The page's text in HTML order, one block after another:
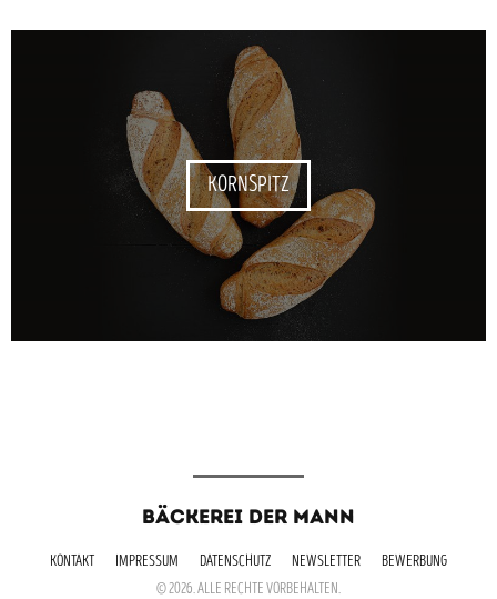
KORNSPITZ
BÄCKEREI DER MANN
KONTAKT IMPRESSUM DATENSCHUTZ NEWSLETTER
BEWERBUNG
© 2026. ALLE RECHTE VORBEHALTEN.